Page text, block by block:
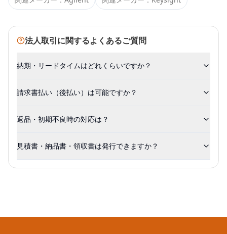
法人取引に関するよくあるご質問
納期・リードタイムはどれくらいですか？
請求書払い（後払い）は可能ですか？
返品・初期不良時の対応は？
見積書・納品書・領収書は発行できますか？